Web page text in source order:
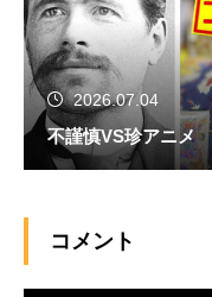
2026.07.04
不謹慎VS珍アニメ
コメント